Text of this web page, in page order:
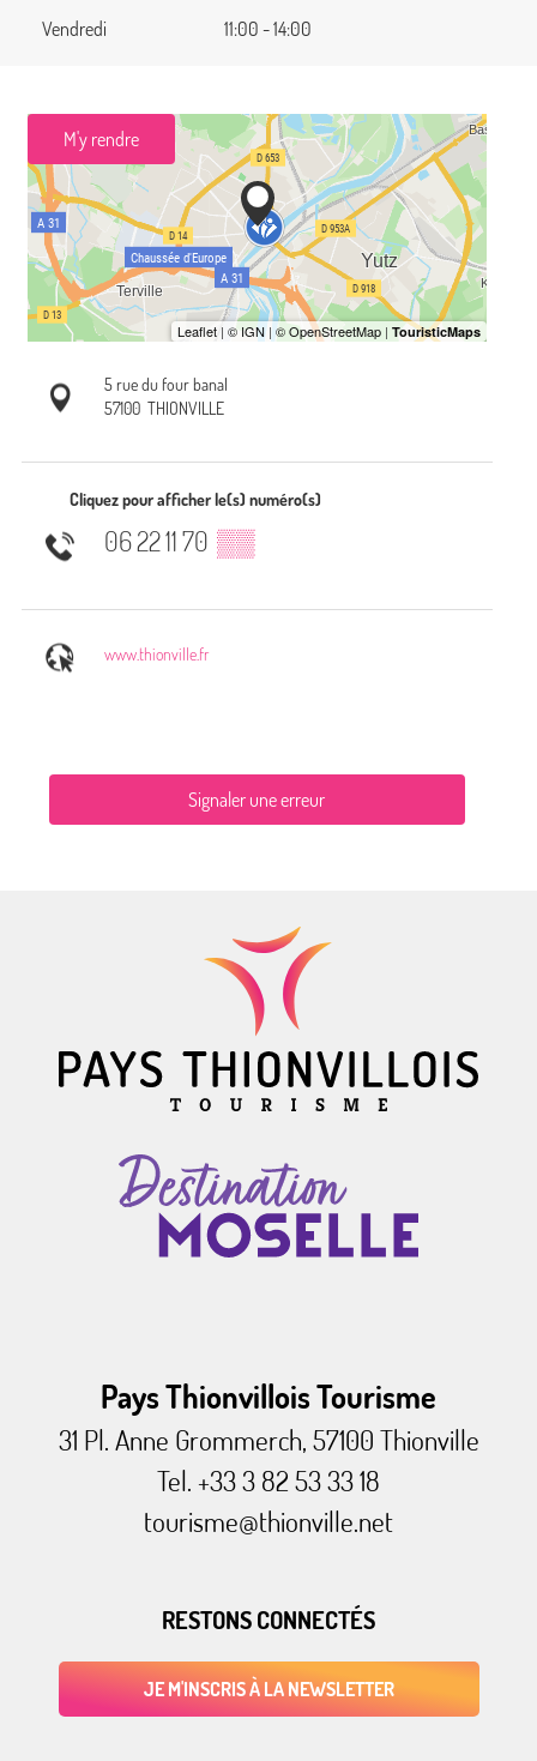
Vendredi 11:00 - 14:00
M'y rendre
5 rue du four banal
57100 THIONVILLE
Cliquez pour afficher le(s) numéro(s)
06 22 11 70 ▒▒
www.thionville.fr
Signaler une erreur
Pays Thionvillois Tourisme
31 Pl. Anne Grommerch, 57100 Thionville
Tel. +33 3 82 53 33 18
tourisme@thionville.net
RESTONS CONNECTÉS
JE M'INSCRIS À LA NEWSLETTER